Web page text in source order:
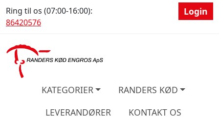
Ring til os (07:00-16:00):
86420576
Login
KATEGORIER
RANDERS KØD
LEVERANDØRER
KONTAKT OS